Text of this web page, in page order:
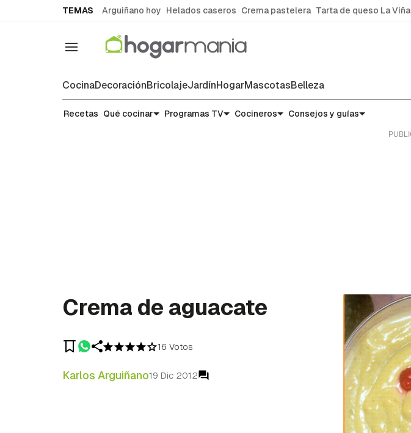
TEMAS Arguiñano hoy Helados caseros Crema pastelera Tarta de queso La Viña
Navegación
CocinaDecoraciónBricolajeJardínHogarMascotasBelleza
Recetas
Recetas Qué cocinar Programas TV Cocineros Consejos y guías
Crema de aguacate
16 Votos
Karlos Arguiñano19 Dic 2012